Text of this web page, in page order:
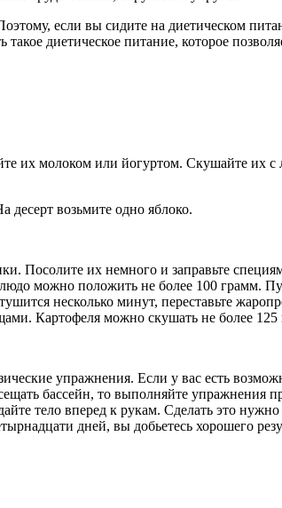
если вы сидите на диетическом
диетическое питание, которое
их молоком или йогуртом. Скушайте их с
возьмите одно яблоко.
Посолите их немного и заправьте
можно положить не более 100 грамм.
несколько минут, переставьте
Картофеля можно скушать не более 125
упражнения. Если у вас есть
бассейн, то выполняйте
тело вперед к рукам. Сделать это
дней, вы добьетесь хорошего